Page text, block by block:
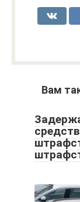
Вам